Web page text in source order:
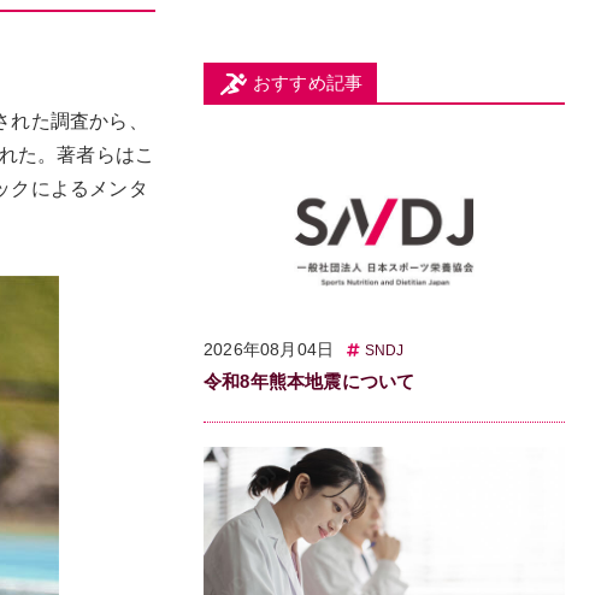
た調査から、
た。著者らはこ
クによるメンタ
おすすめ記事
2026年08月04日 SNDJ
令和8年熊本地震について